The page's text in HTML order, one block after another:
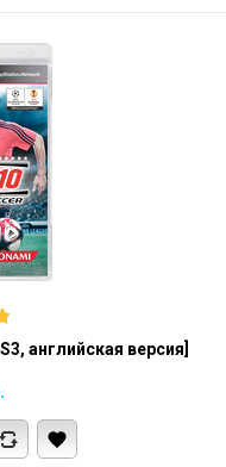
английская версия]